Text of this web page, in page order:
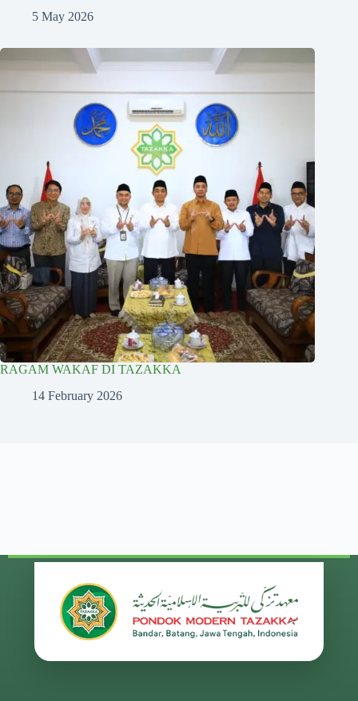
5 May 2026
RAGAM WAKAF DI TAZAKKA
14 February 2026